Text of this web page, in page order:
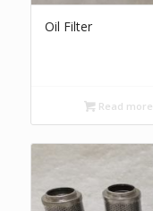
Oil Filter
Read more